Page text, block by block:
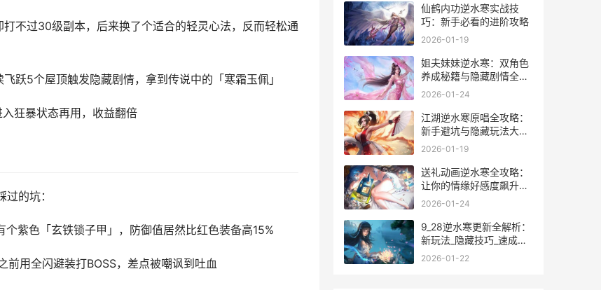
打不过30级副本，后来换了个适合的轻灵心法，反而轻松通
跃5个屋顶触发隐藏剧情，拿到传说中的「寒霜玉佩」
狂暴状态再用，收益翻倍
的坑：
个紫色「玄铁锁子甲」，防御值居然比红色装备高15%
前用全闪避装打BOSS，差点被嘲讽到吐血
仙鹤内功逆水寒实战技
巧：新手必看的进阶攻略
2026-01-19
姐夫妹妹逆水寒：双角色
养成秘籍与隐藏剧情全解
析
2026-01-24
江湖逆水寒原唱全攻略：
新手避坑与隐藏玩法大揭
秘
2026-01-19
送礼动画逆水寒全攻略：
让你的情缘好感度飙升的
秘密
2026-01-24
9_28逆水寒更新全解析：
新玩法_隐藏技巧_速成攻
略_
2026-01-22